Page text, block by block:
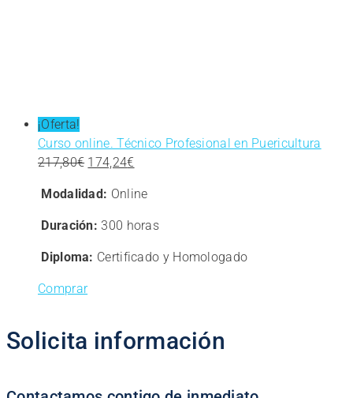
¡Oferta!
Curso online. Técnico Profesional en Puericultura
217,80€ El
original
era:
174,24€
actual
Modalidad: Online
Duración: 300 horas
Diploma: Certificado y Homologado
Comprar
Solicita información